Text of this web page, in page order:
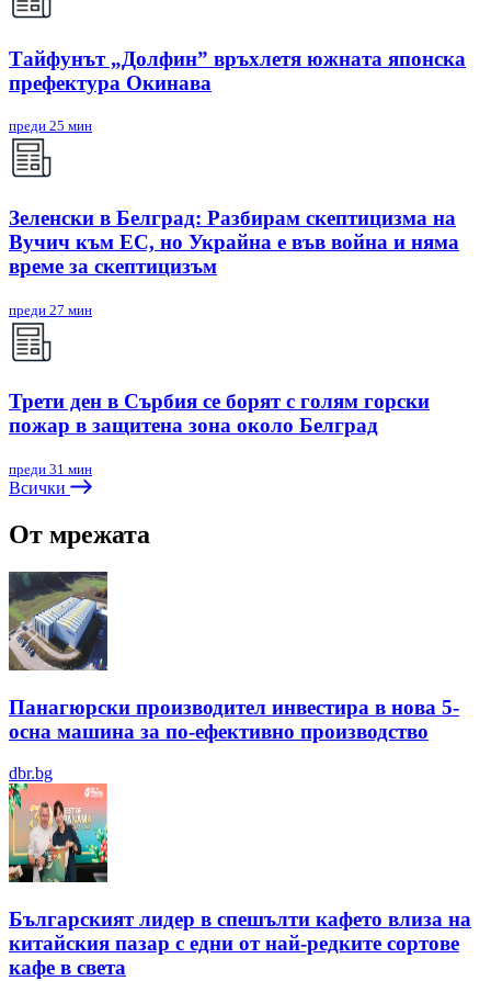
Тайфунът „Долфин” връхлетя южната японска
префектура Окинава
преди 25 мин
Зеленски в Белград: Разбирам скептицизма на
Вучич към ЕС, но Украйна е във война и няма
време за скептицизъм
преди 27 мин
Трети ден в Сърбия се борят с голям горски
пожар в защитена зона около Белград
преди 31 мин
Всички
От мрежата
Панагюрски производител инвестира в нова 5-
осна машина за по-ефективно производство
dbr.bg
Българският лидер в спешълти кафето влиза на
китайския пазар с едни от най-редките сортове
кафе в света